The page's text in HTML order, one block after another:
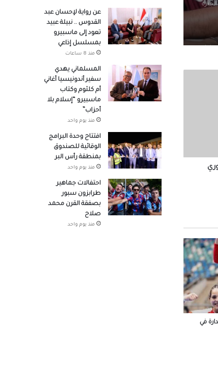
رأس
في
عن رواية لإحسان عبد
القدوس .. نبيلة عبيد
تعود إلى ماسبيرو
بمسلسل إذاعي
منذ 8 ساعات
المسلماني يهدي
سفير أندونيسيا أغاني
أم كلثوم وكتاب
ماسبيرو “إسلام بلا
أحزاب”
منذ يوم واحد
افتتاح وحدة البرامج
الوقائية للصندوق
بمنطقة رأس البر
منذ يوم واحد
احتفالات جماهير
طرابزون سبور
بصفقة القرن محمد
صلاح
منذ يوم واحد